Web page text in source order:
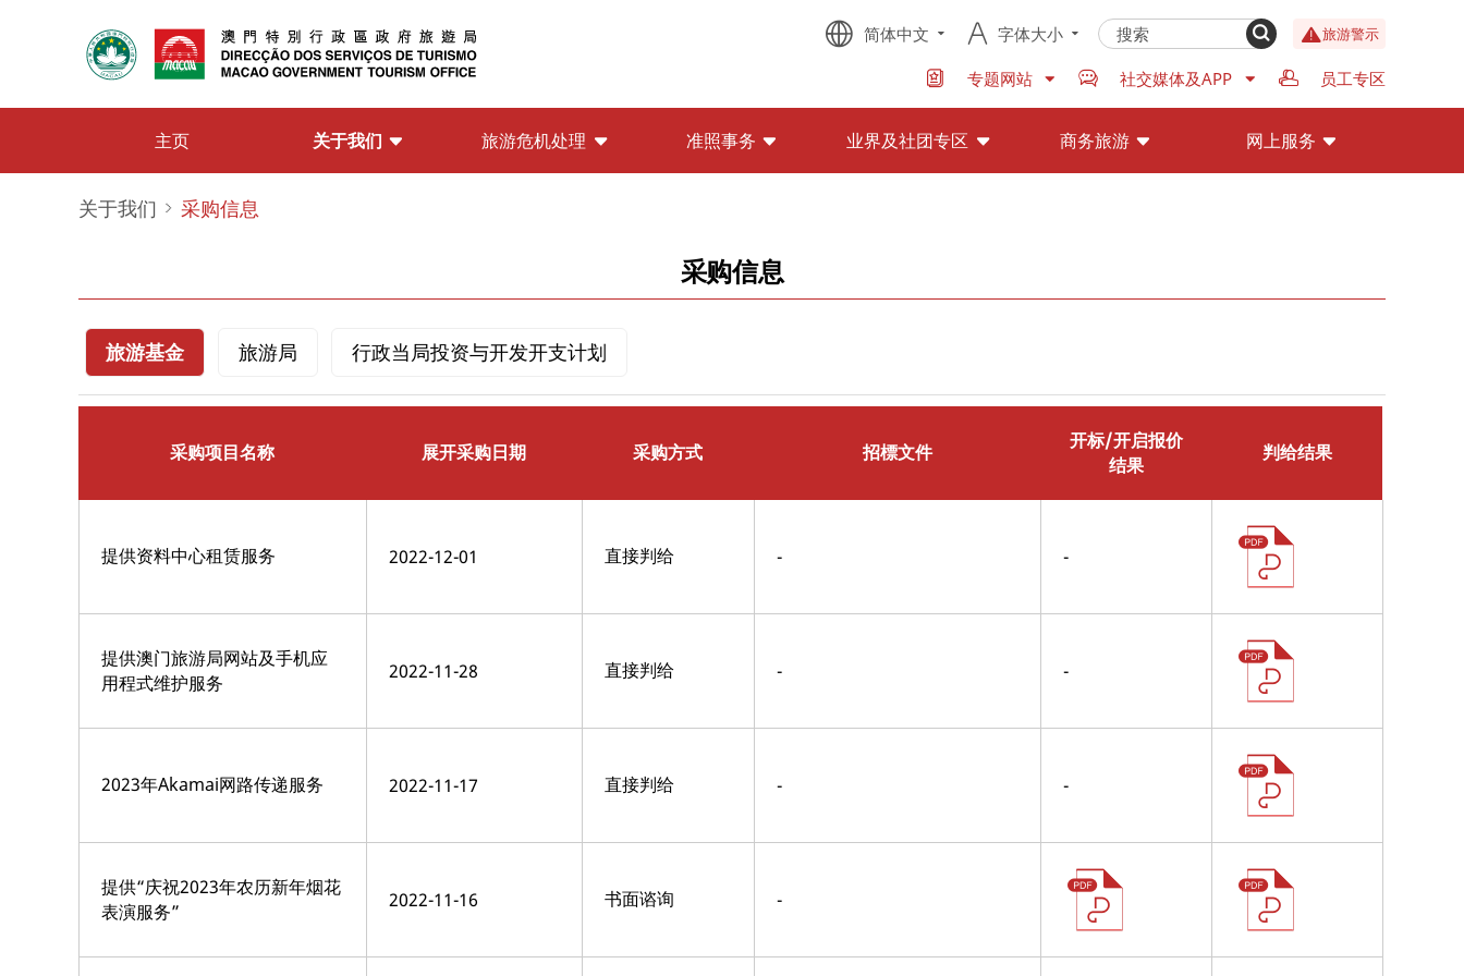
简体中文 字体大小 旅游警示
专题网站 社交媒体及APP 员工专区
主页 关于我们 旅游危机处理 准照事务 业界及社团专区 商务旅游 网上服务
关于我们 采购信息
采购信息
旅游基金 旅游局 行政当局投资与开发开支计划
采购项目名称 展开采购日期 采购方式 招標文件
开标/开启报价
结果
判给结果
提供资料中心租赁服务 2022-12-01 直接判给 - -
提供澳门旅游局网站及手机应
用程式维护服务
2022-11-28 直接判给 - -
2023年Akamai网路传递服务 2022-11-17 直接判给 - -
提供“庆祝2023年农历新年烟花
表演服务”
2022-11-16 书面谘询 -